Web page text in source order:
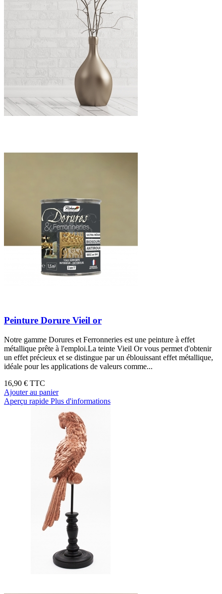
Peinture Dorure Vieil or
Notre gamme Dorures et Ferronneries est une peinture à effet
métallique prête à l'emploi.La teinte Vieil Or vous permet d'obtenir
un effet précieux et se distingue par un éblouissant effet métallique,
idéale pour les applications de valeurs comme...
16,90 € TTC
Ajouter au panier
Aperçu rapide Plus d'informations